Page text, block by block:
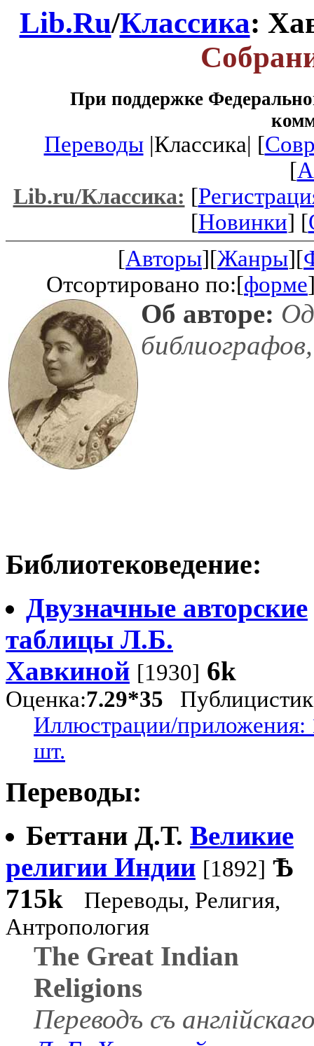
Lib.Ru/Классика:
При поддержке
Переводы|Классика| [
[
Lib.ru/Классика: [
[Новинки] [
[Авторы][Жанры][
Отсортировано по:[форме
Об авторе:
Библиотековедение:
Двузначные авторские
таблицы Л.Б.
Хавкиной [1930] 6k
Оценка:7.29*35
Иллюстрации/приложения:
шт.
Переводы:
Беттани Д.Т. Великие
религии Индии [1892] Ѣ
715k
Переводы, Религия,
Антропология
The Great Indian
Religions
Переводъ съ